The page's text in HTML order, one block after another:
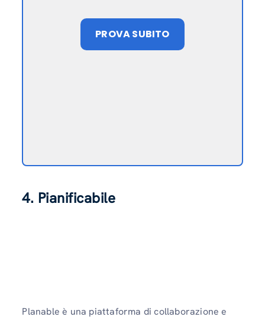
PROVA SUBITO
4. Pianificabile
Planable è una piattaforma di collaborazione e